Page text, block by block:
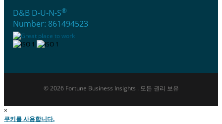
D&B D-U-N-S®
Number: 861494523
© 2026 Fortune Business Insights . 모든 권리 보유
×
쿠키를 사용합니다.